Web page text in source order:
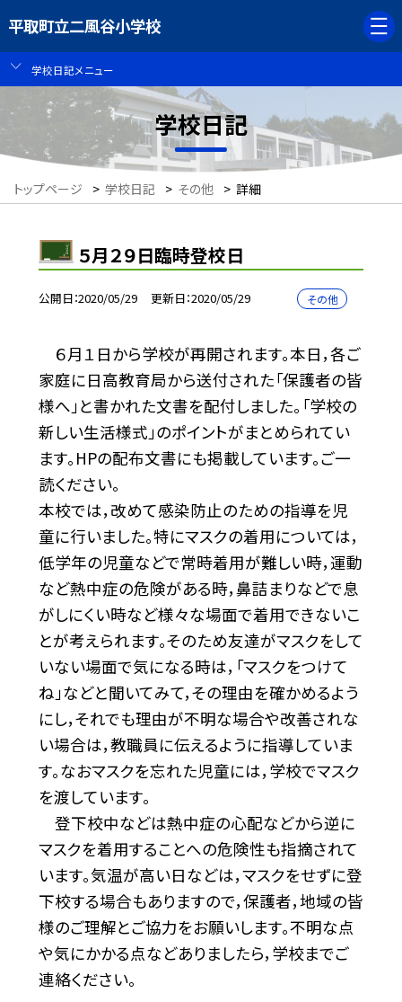
平取町立二風谷小学校
学校日記メニュー
学校日記
トップページ > 学校日記 > その他 > 詳細
５月２９日臨時登校日
公開日 2020/05/29 更新日 2020/05/29 その他
６月１日から学校が再開されます。本日，各ご
家庭に日高教育局から送付された「保護者の皆
様へ」と書かれた文書を配付しました。「学校の
新しい生活様式」のポイントがまとめられてい
ます。HPの配布文書にも掲載しています。ご一
読ください。
本校では，改めて感染防止のための指導を児
童に行いました。特にマスクの着用については，
低学年の児童などで常時着用が難しい時，運動
など熱中症の危険がある時，鼻詰まりなどで息
がしにくい時など様々な場面で着用できないこ
とが考えられます。そのため友達がマスクをして
いない場面で気になる時は，「マスクをつけて
ね」などと聞いてみて，その理由を確かめるよう
にし，それでも理由が不明な場合や改善されな
い場合は，教職員に伝えるように指導していま
す。なおマスクを忘れた児童には，学校でマスク
を渡しています。
登下校中などは熱中症の心配などから逆に
マスクを着用することへの危険性も指摘されて
います。気温が高い日などは，マスクをせずに登
下校する場合もありますので，保護者，地域の皆
様のご理解とご協力をお願いします。不明な点
や気にかかる点などありましたら，学校までご
連絡ください。